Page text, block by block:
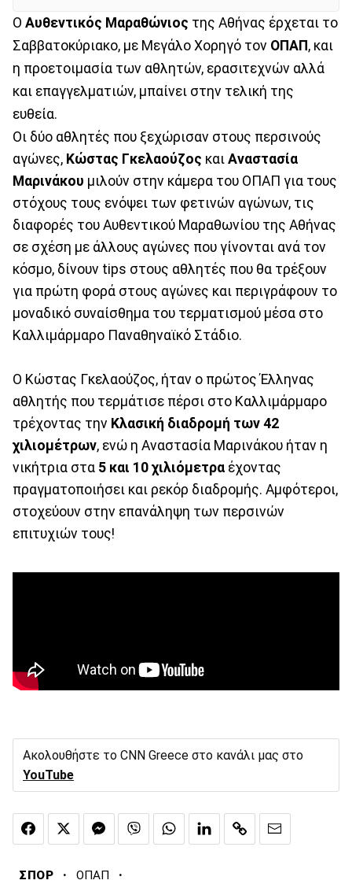
Ο Αυθεντικός Μαραθώνιος της Αθήνας έρχεται το
Σαββατοκύριακο, με Μεγάλο Χορηγό τον ΟΠΑΠ, και
η προετοιμασία των αθλητών, ερασιτεχνών αλλά
και επαγγελματιών, μπαίνει στην τελική της
ευθεία.
Οι δύο αθλητές που ξεχώρισαν στους περσινούς
αγώνες, Κώστας Γκελαούζος και Αναστασία
Μαρινάκου μιλούν στην κάμερα του ΟΠΑΠ για τους
στόχους τους ενόψει των φετινών αγώνων, τις
διαφορές του Αυθεντικού Μαραθωνίου της Αθήνας
σε σχέση με άλλους αγώνες που γίνονται ανά τον
κόσμο, δίνουν tips στους αθλητές που θα τρέξουν
για πρώτη φορά στους αγώνες και περιγράφουν το
μοναδικό συναίσθημα του τερματισμού μέσα στο
Καλλιμάρμαρο Παναθηναϊκό Στάδιο.
Ο Κώστας Γκελαούζος, ήταν ο πρώτος Έλληνας
αθλητής που τερμάτισε πέρσι στο Καλλιμάρμαρο
τρέχοντας την Κλασική διαδρομή των 42
χιλιομέτρων, ενώ η Αναστασία Μαρινάκου ήταν η
νικήτρια στα 5 και 10 χιλιόμετρα έχοντας
πραγματοποιήσει και ρεκόρ διαδρομής. Αμφότεροι,
στοχεύουν στην επανάληψη των περσινών
επιτυχιών τους!
Ακολουθήστε το CNN Greece στο κανάλι μας στο
YouTube
ΣΠΟΡ · ΟΠΑΠ ·